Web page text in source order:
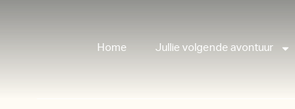
Home Jullie volgende avontuur